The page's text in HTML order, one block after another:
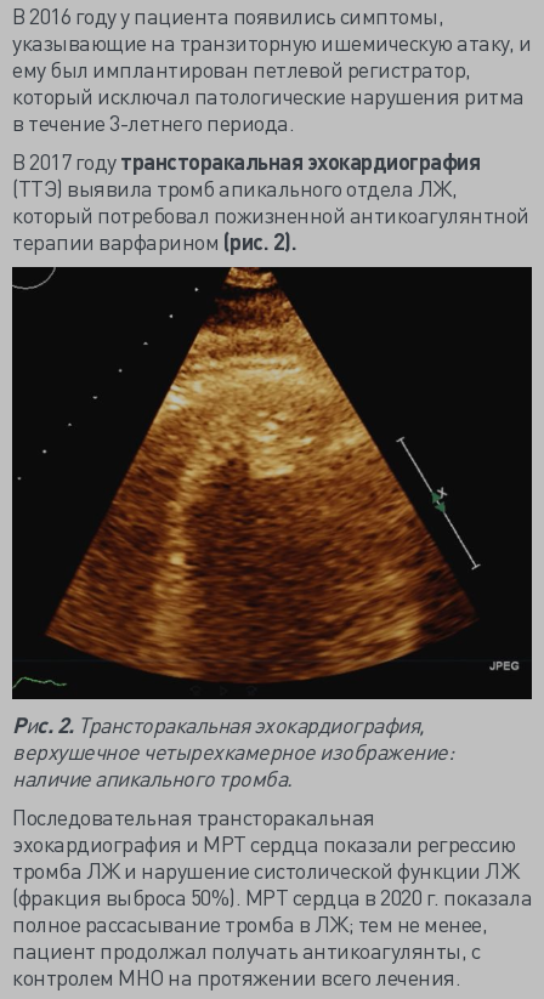
В 2016 году у пациента появились симптомы,
указывающие на транзиторную ишемическую атаку, и
ему был имплантирован петлевой регистратор,
который исключал патологические нарушения ритма
в течение 3-летнего периода.
В 2017 годутрансторакальная эхокардиография
(ТТЭ) выявила тромб апикального отдела ЛЖ,
который потребовал пожизненной антикоагулянтной
терапии варфарином (рис. 2).
Рис. 2.Трансторакальная эхокардиография,
верхушечное четырехкамерное изображение:
наличие апикального тромба.
Последовательная трансторакальная
эхокардиография и МРТ сердца показали регрессию
тромба ЛЖ и нарушение систолической функции ЛЖ
(фракция выброса 50%). МРТ сердца в 2020 г. показала
полное рассасывание тромба в ЛЖ; тем не менее,
пациент продолжал получать антикоагулянты, с
контролем МНО на протяжении всего лечения.